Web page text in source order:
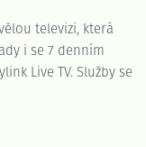
televizi, která
i se 7 denním
Live TV. Služby se